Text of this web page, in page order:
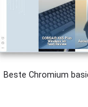
Beste Chromium